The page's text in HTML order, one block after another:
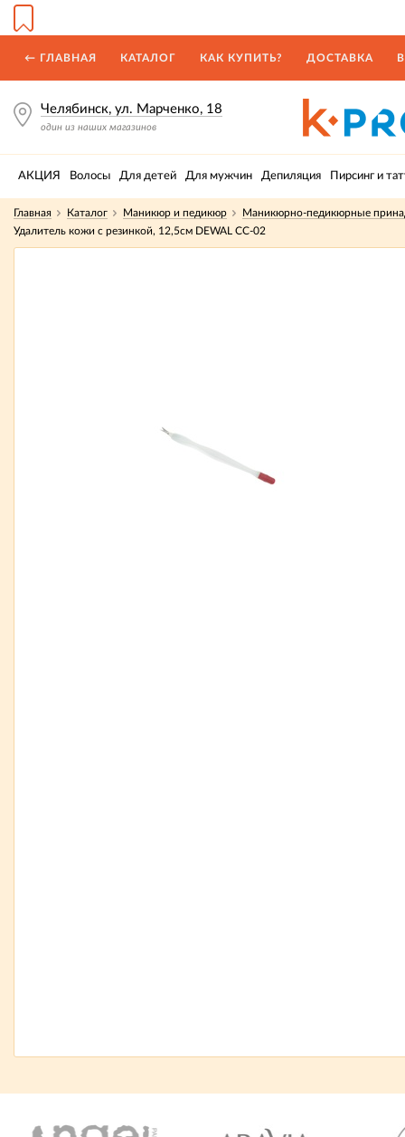
← ГЛАВНАЯ КАТАЛОГ КАК КУПИТЬ? ДОСТАВКА
Челябинск, ул. Марченко, 18
один из наших магазинов
АКЦИЯ Волосы Для детей Для мужчин Депиляция Пирсинг и
Главная Каталог Маникюр и педикюр
Маникюрно-педикюрные
Удалитель кожи с резинкой, 12,5см DEWAL CC-02